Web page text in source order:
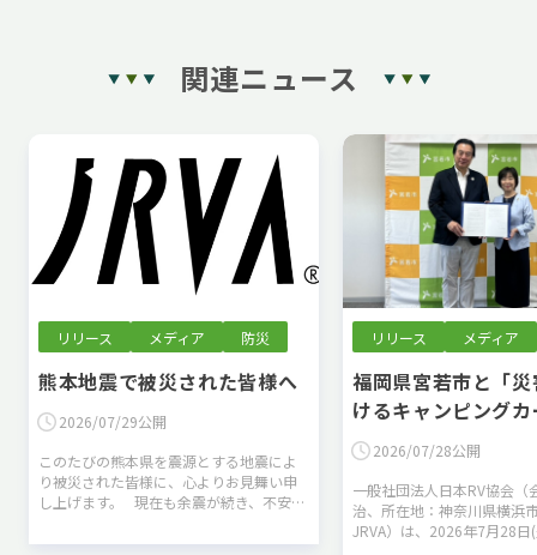
関連ニュース
リリース メディア 防災
熊本地震で被災された皆様へ
2026/07/29公開
このたびの熊本県を震源とする地震によ
り被災された皆様に、心よりお見舞い申
し上げます。 現在も余震が続き、不安な
を問わず救助・復旧活動にあたられてい
リリース メディア
福岡県宮若市と「
けるキャンピング
に関する協定」を
た
2026/07/28公開
一般社団法人日本RV協会（
治、所在地：神奈川県横浜
JRVA）は、2026年7月28日